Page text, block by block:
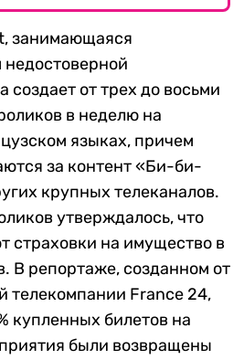
занимающаяся
от трех до восьми
в неделю на
языках, причем
за контент «Би-би-
крупных телеканалов.
утверждалось, что
страховки на имущество в
В репортаже, созданном от
телекомпании France 24,
купленных билетов на
были возвращены